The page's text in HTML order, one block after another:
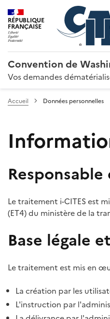
RÉPUBLIQUE
FRANÇAISE
Convention de
Vos demandes
Accueil Données personnelles
Le traitement i-CITES est
(ET4) du ministère de la
Base légale
Le traitement est mis en
La création par les
L'instruction par